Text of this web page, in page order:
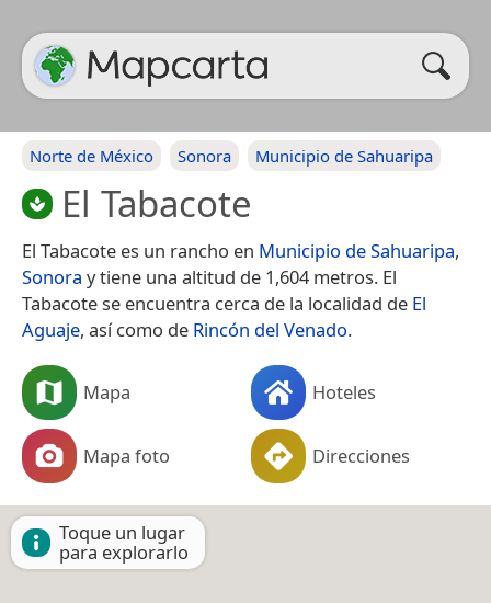
Norte de México Sonora Municipio de Sahuaripa
El Tabacote
El Tabacote es un rancho en Municipio de Sahuaripa,
Sonora y tiene una altitud de 1,604 metros. El
Tabacote se encuentra cerca de la localidad de El
Aguaje, así como de Rincón del Venado.
Mapa Hoteles
Mapa foto Direcciones
Toque un lugar
para explorarlo